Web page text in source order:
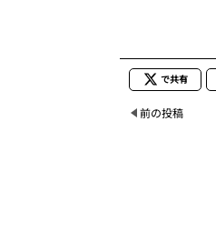
で共有
前の投稿